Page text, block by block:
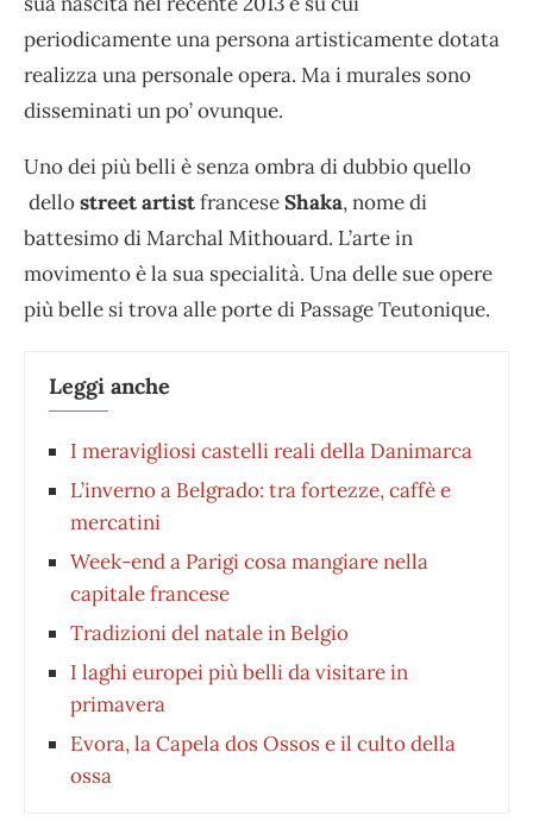
periodicamente una persona artisticamente dotata
realizza una personale opera. Ma i murales sono
disseminati un po’ ovunque.
Uno dei più belli è senza ombra di dubbio quello
dellostreet artistfranceseShaka, nome di
battesimo di Marchal Mithouard. L’arte in
movimento è la sua specialità. Una delle sue opere
più belle si trova alle porte di Passage Teutonique.
Leggi anche
I meravigliosi castelli reali della Danimarca
L’inverno a Belgrado: tra fortezze, caffè e
mercatini
Week-end a Parigi cosa mangiare nella
capitale francese
Tradizioni del natale in Belgio
I laghi europei più belli da visitare in
primavera
Evora, la Capela dos Ossos e il culto della
ossa